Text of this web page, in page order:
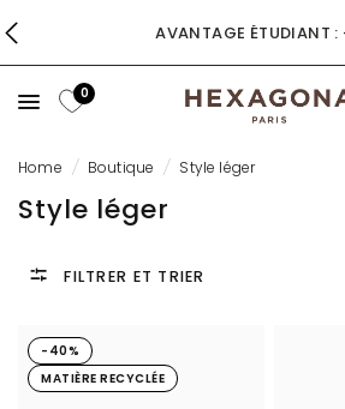
AVANTAGE ÉTUDIANT :
0
Home / Boutique / Style léger
Style léger
FILTRER ET TRIER
-40%
MATIÈRE RECYCLÉE